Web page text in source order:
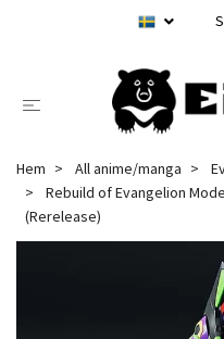
Hem All anime/manga
Rebuild of Evangelion
(Rerelease)